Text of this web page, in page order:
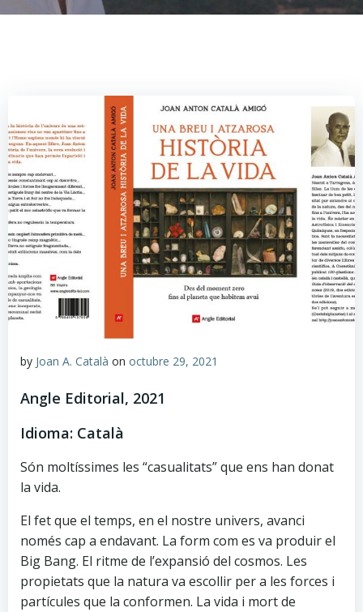
by Joan A. Català on octubre 29, 2021
Angle Editorial, 2021
Idioma: Català
Són moltíssimes les “casualitats” que ens han donat
la vida.
El fet que el temps, en el nostre univers, avanci
només cap a endavant. La form com es va produir el
Big Bang. El ritme de l’expansió del cosmos. Les
propietats que la natura va escollir per a les forces i
partícules que la conformen. La vida i mort de